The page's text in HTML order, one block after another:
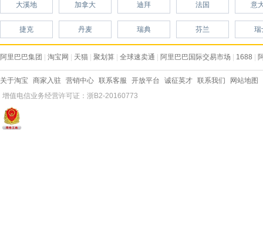
大溪地 加拿大 迪拜 法国 意
捷克 丹麦 瑞典 芬兰 瑞
阿里巴巴集团 淘宝网 天猫 聚划算 全球速卖通 阿里巴巴国际交易市场 1688
关于淘宝 商家入驻 营销中心 联系客服 开放平台 诚征英才 联系我们
网站地图
增值电信业务经营许可证：浙B2-20160773